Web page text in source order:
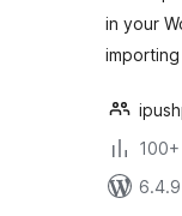
in your
100+
6.4.9